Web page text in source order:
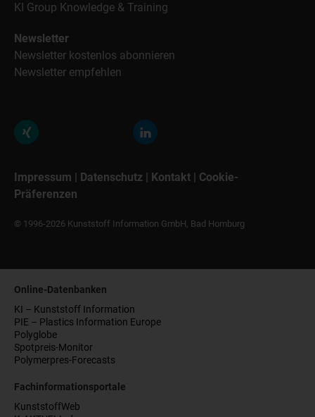
KI Group Knowledge & Training
Newsletter
Newsletter kostenlos abonnieren
Newsletter empfehlen
Impressum | Datenschutz | Kontakt | Cookie-
Präferenzen
© 1996-2026 Kunststoff Information GmbH, Bad Homburg
Online-Datenbanken
KI – Kunststoff Information
PIE – Plastics Information Europe
Polyglobe
Spotpreis-Monitor
Polymerpres-Forecasts
Fachinformationsportale
KunststoffWeb